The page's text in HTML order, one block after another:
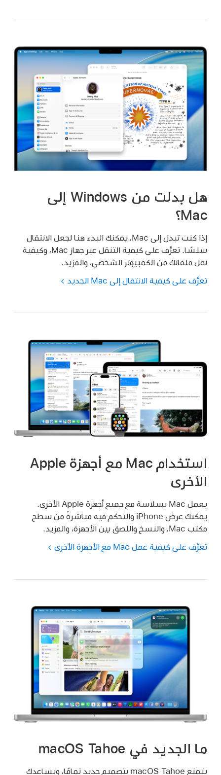
هل بدلت من Windows إلى
Mac؟
إذا كنت تبدل إلى Mac، يمكنك البدء هنا لجعل الانتقال
سلسًا. تعرَّف على كيفية التنقل عبر جهاز Mac، وكيفية
نقل ملفاتك من الكمبيوتر الشخصي، والمزيد.
تعرَّف على كيفية الانتقال إلى Mac الجديد
استخدام Mac مع أجهزة Apple
الأخرى
يعمل Mac بسلاسة مع جميع أجهزة Apple الأخرى.
يمكنك عرض iPhone والتحكم فيه مباشرةً من سطح
مكتب Mac، والنسخ واللصق بين الأجهزة، والمزيد.
تعرَّف على كيفية عمل Mac مع الأجهزة الأخرى
ما الجديد في macOS Tahoe
يتمتع macOS Tahoe بتصميم جديد تمامًا، ويساعدك